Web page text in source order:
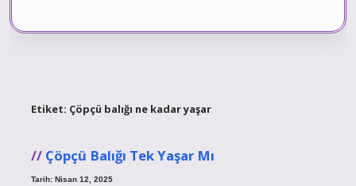
Etiket: Çöpçü balığı ne kadar yaşar
Çöpçü Balığı Tek Yaşar Mı
Tarih: Nisan 12, 2025